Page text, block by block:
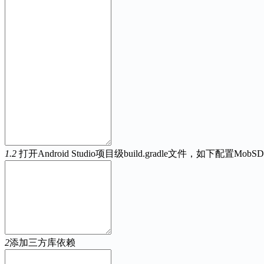
1.2 打开Android Studio项目级build.gradle文件，如下配置
2添加三方库依赖